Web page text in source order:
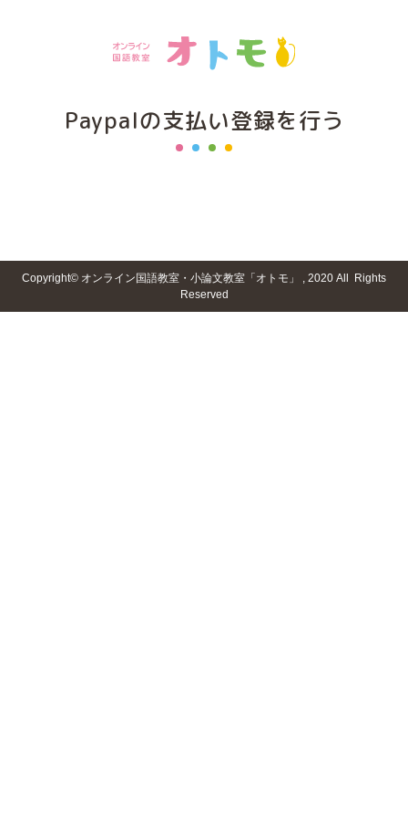
Paypalの支払い登録を行う
Copyright© オンライン国語教室・小論文教室「オトモ」 , 2020 All Rights
Reserved